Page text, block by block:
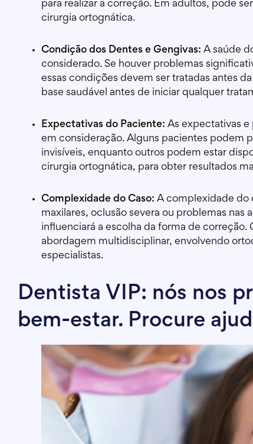
para realizar a correção. Em adultos, pode
cirurgia ortognática.
Condição dos Dentes e Gengivas: A saúde
considerado. Se houver problemas
essas condições devem ser tratadas antes
base saudável antes de iniciar qualquer
Expectativas do Paciente: As expectativas
em consideração. Alguns pacientes podem
invisíveis, enquanto outros podem estar
cirurgia ortognática, para obter resultados
Complexidade do Caso: A complexidade do
maxilares, oclusão severa ou problemas
influenciará a escolha da forma de
abordagem multidisciplinar, envolvendo
especialistas.
Dentista VIP: nós nos
bem-estar. Procure